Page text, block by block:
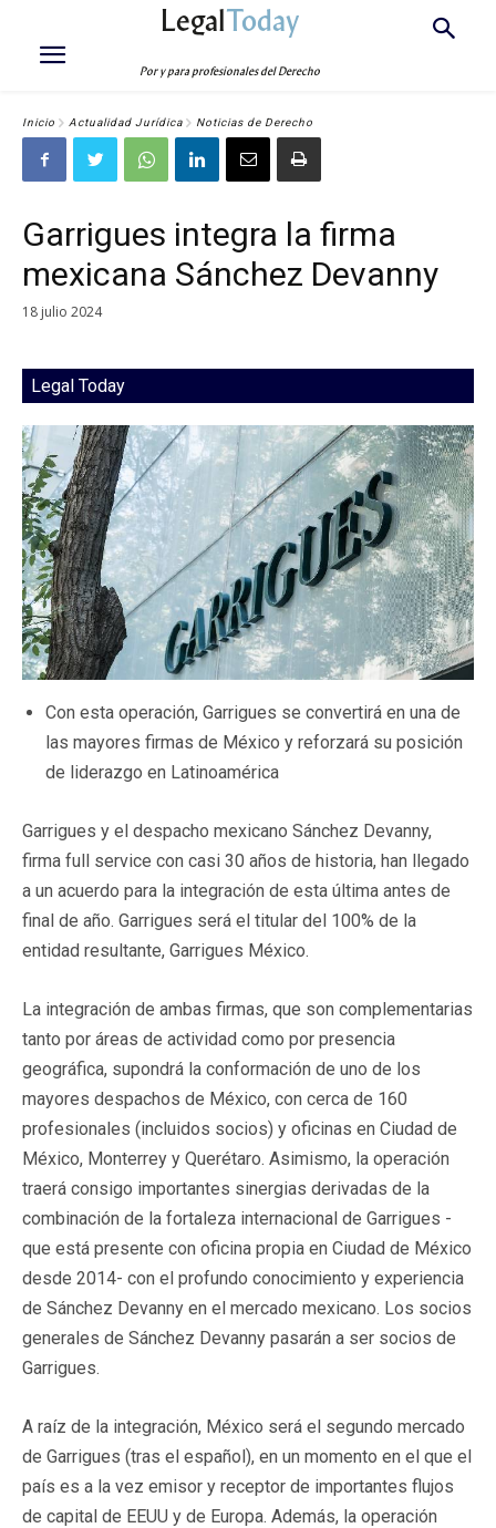
LegalToday
Por y para profesionales del Derecho
Inicio Actualidad Jurídica Noticias de Derecho
Garrigues integra la firma
mexicana Sánchez Devanny
18 julio 2024
Legal Today
Con esta operación, Garrigues se convertirá en una de
las mayores firmas de México y reforzará su posición
de liderazgo en Latinoamérica
Garrigues y el despacho mexicano Sánchez Devanny,
firma full service con casi 30 años de historia, han llegado
a un acuerdo para la integración de esta última antes de
final de año. Garrigues será el titular del 100% de la
entidad resultante, Garrigues México.
La integración de ambas firmas, que son complementarias
tanto por áreas de actividad como por presencia
geográfica, supondrá la conformación de uno de los
mayores despachos de México, con cerca de 160
profesionales (incluidos socios) y oficinas en Ciudad de
México, Monterrey y Querétaro. Asimismo, la operación
traerá consigo importantes sinergias derivadas de la
combinación de la fortaleza internacional de Garrigues -
que está presente con oficina propia en Ciudad de México
desde 2014- con el profundo conocimiento y experiencia
de Sánchez Devanny en el mercado mexicano. Los socios
generales de Sánchez Devanny pasarán a ser socios de
Garrigues.
A raíz de la integración, México será el segundo mercado
de Garrigues (tras el español), en un momento en el que el
país es a la vez emisor y receptor de importantes flujos
de capital de EEUU y de Europa. Además, la operación